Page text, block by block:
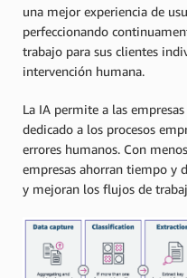
una mejor experiencia de
perfeccionando
trabajo para sus clientes
intervención humana.
La IA permite a las
dedicado a los procesos
errores humanos. Con
empresas ahorran tiempo y
y mejoran los flujos de